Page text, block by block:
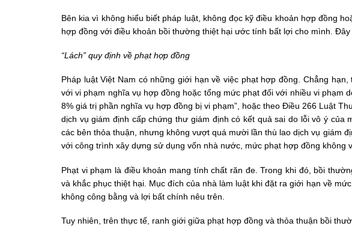
Bên kia vì không hiểu biết pháp luật, không đọc kỹ điều khoản hợp đồng
hợp đồng với điều khoản bồi thường thiệt hại ước tính bất lợi cho mình.
“Lách” quy định về phạt hợp đồng
Pháp luật Việt Nam có những giới hạn về việc phạt hợp đồng. Chẳng
với vi phạm nghĩa vụ hợp đồng hoặc tổng mức phạt đối với nhiều vi phạm
8% giá trị phần nghĩa vụ hợp đồng bị vi phạm”, hoặc theo Điều 266 Luật
dịch vụ giám định cấp chứng thư giám định có kết quả sai do lỗi vô ý
các bên thỏa thuận, nhưng không vượt quá mười lần thù lao dịch vụ giám
với công trình xây dựng sử dụng vốn nhà nước, mức phạt hợp đồng không
Phạt vi phạm là điều khoản mang tính chất răn đe. Trong khi đó, bồi
và khắc phục thiệt hại. Mục đích của nhà làm luật khi đặt ra giới hạn về
không công bằng và lợi bất chính nêu trên.
Tuy nhiên, trên thực tế, ranh giới giữa phạt hợp đồng và thỏa thuận bồi